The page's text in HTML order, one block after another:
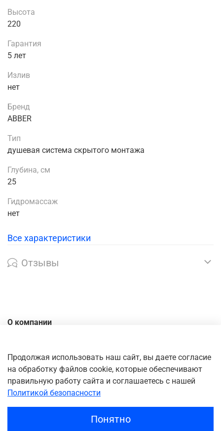
Высота
220
Гарантия
5 лет
Излив
нет
Бренд
ABBER
Тип
душевая система скрытого монтажа
Глубина, см
25
Гидромассаж
нет
Все характеристики
Отзывы
О компании
Доставка
Оплата
Личный кабинет
Продолжая использовать наш сайт, вы даете согласие
на обработку файлов cookie, которые обеспечивают
правильную работу сайта и соглашаетесь с нашей
Политикой безопасности
Понятно